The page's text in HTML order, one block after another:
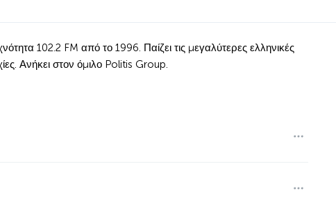
102.2 FM από το 1996. Παίζει τις μεγαλύτερες ελληνικές
Ανήκει στον όμιλο Politis Group.